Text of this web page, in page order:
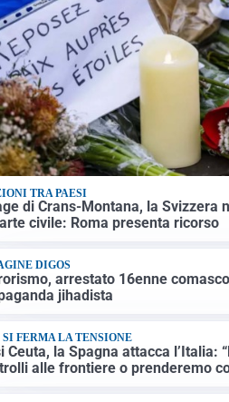
TRA PAESI
di Crans-Montana, la Svizzera
civile: Roma presenta ricorso
DIGOS
arrestato 16enne
jihadista
SI FERMA LA TENSIONE
Ceuta, la Spagna attacca l’Italia:
alle frontiere o prenderemo